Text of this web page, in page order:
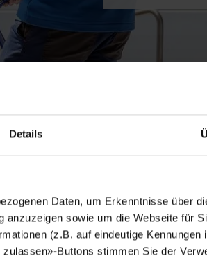
Details
Daten, um Erkenntnisse über
sowie um die Webseite für
(z.B. auf eindeutige Kennungen
Buttons stimmen Sie der